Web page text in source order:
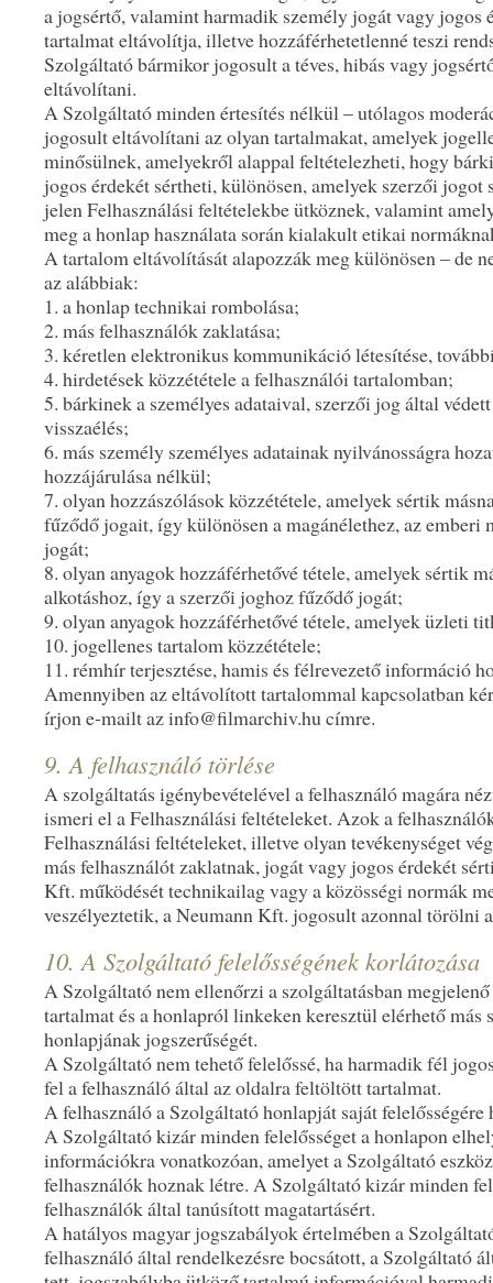
a jogsértő, valamint harmadik személy jogát vagy jogos
tartalmat eltávolítja, illetve hozzáférhetetlenné teszi
Szolgáltató bármikor jogosult a téves, hibás vagy
eltávolítani.
A Szolgáltató minden értesítés nélkül – utólagos
jogosult eltávolítani az olyan tartalmakat, amelyek
minősülnek, amelyekről alappal feltételezheti, hogy
jogos érdekét sértheti, különösen, amelyek szerzői jogot
jelen Felhasználási feltételekbe ütköznek, valamint
meg a honlap használata során kialakult etikai
A tartalom eltávolítását alapozzák meg különösen – de
az alábbiak:
1. a honlap technikai rombolása;
2. más felhasználók zaklatása;
3. kéretlen elektronikus kommunikáció létesítése,
4. hirdetések közzététele a felhasználói tartalomban;
5. bárkinek a személyes adataival, szerzői jog által
visszaélés;
6. más személy személyes adatainak nyilvánosságra
hozzájárulása nélkül;
7. olyan hozzászólások közzététele, amelyek sértik
fűződő jogait, így különösen a magánélethez, az emberi
jogát;
8. olyan anyagok hozzáférhetővé tétele, amelyek sértik
alkotáshoz, így a szerzői joghoz fűződő jogát;
9. olyan anyagok hozzáférhetővé tétele, amelyek üzleti
10. jogellenes tartalom közzététele;
11. rémhír terjesztése, hamis és félrevezető információ
Amennyiben az eltávolított tartalommal kapcsolatban
írjon e-mailt az info@filmarchiv.hu címre.
9. A felhasználó törlése
A szolgáltatás igénybevételével a felhasználó magára
ismeri el a Felhasználási feltételeket. Azok a
Felhasználási feltételeket, illetve olyan tevékenységet
más felhasználót zaklatnak, jogát vagy jogos érdekét
Kft. működését technikailag vagy a közösségi normák
veszélyeztetik, a Neumann Kft. jogosult azonnal törölni
10. A Szolgáltató felelősségének korlátozása
A Szolgáltató nem ellenőrzi a szolgáltatásban
tartalmat és a honlapról linkeken keresztül elérhető más
honlapjának jogszerűségét.
A Szolgáltató nem tehető felelőssé, ha harmadik fél
fel a felhasználó által az oldalra feltöltött tartalmat.
A felhasználó a Szolgáltató honlapját saját felelősségére
A Szolgáltató kizár minden felelősséget a honlapon
információkra vonatkozóan, amelyet a Szolgáltató
felhasználók hoznak létre. A Szolgáltató kizár minden
felhasználók által tanúsított magatartásért.
A hatályos magyar jogszabályok értelmében a
felhasználó által rendelkezésre bocsátott, a Szolgáltató